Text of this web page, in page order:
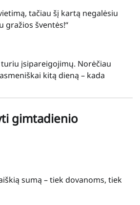
tačiau šį kartą negalėsiu
gražios šventės!“
turiu įsipareigojimų. Norėčiau
kitą dieną – kada
gimtadienio
sumą – tiek dovanoms, tiek